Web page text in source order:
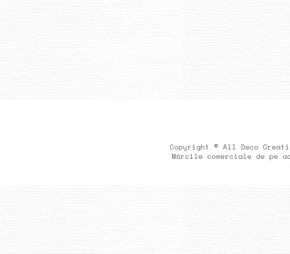
Copyright © All Deco
Mărcile comerciale de pe